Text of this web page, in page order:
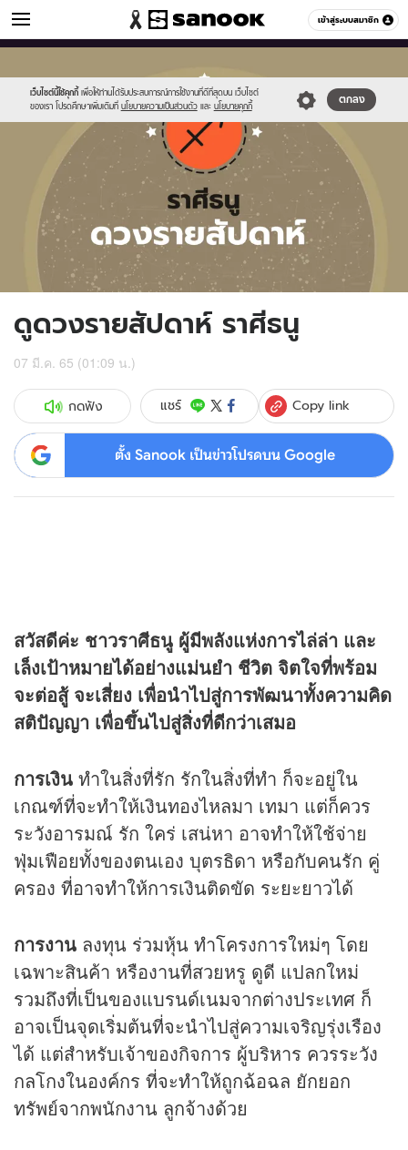
เข้าสู่ระบบสมาชิก
ดูดวง หมวดอื่นๆ
เว็บไซต์นี้ใช้คุกกี้ เพื่อให้ท่านได้รับประสบการณ์การใช้งานที่ดีที่สุดบน เว็บไซต์
ของเรา โปรดศึกษาเพิ่มเติมที่ นโยบายความเป็นส่วนตัว และ นโยบายคุกกี้
ตกลง
new-
sanook.png
horoscope-
sagittarus_z.jpg
ดูดวงรายสัปดาห์ ราศีธนู
07 มี.ค. 65 (01:09 น.)
กดฟัง แชร์ Copy link
ตั้ง Sanook เป็นข่าวโปรดบน Google
สวัสดีค่ะ ชาวราศีธนู ผู้มีพลังแห่งการไล่ล่า และ
เล็งเป้าหมายได้อย่างแม่นยำ ชีวิต จิตใจที่พร้อม
จะต่อสู้ จะเสี่ยง เพื่อนำไปสู่การพัฒนาทั้งความคิด
สติปัญญา เพื่อขึ้นไปสู่สิ่งที่ดีกว่าเสมอ
การเงิน ทำในสิ่งที่รัก รักในสิ่งที่ทำ ก็จะอยู่ใน
เกณฑ์ที่จะทำให้เงินทองไหลมา เทมา แต่ก็ควร
ระวังอารมณ์ รัก ใคร่ เสน่หา อาจทำให้ใช้จ่าย
ฟุ่มเฟือยทั้งของตนเอง บุตรธิดา หรือกับคนรัก คู่
ครอง ที่อาจทำให้การเงินติดขัด ระยะยาวได้
การงาน ลงทุน ร่วมหุ้น ทำโครงการใหม่ๆ โดย
เฉพาะสินค้า หรืองานที่สวยหรู ดูดี แปลกใหม่
รวมถึงที่เป็นของแบรนด์เนมจากต่างประเทศ ก็
อาจเป็นจุดเริ่มต้นที่จะนำไปสู่ความเจริญรุ่งเรือง
ได้ แต่สำหรับเจ้าของกิจการ ผู้บริหาร ควรระวัง
กลโกงในองค์กร ที่จะทำให้ถูกฉ้อฉล ยักยอก
ทรัพย์จากพนักงาน ลูกจ้างด้วย